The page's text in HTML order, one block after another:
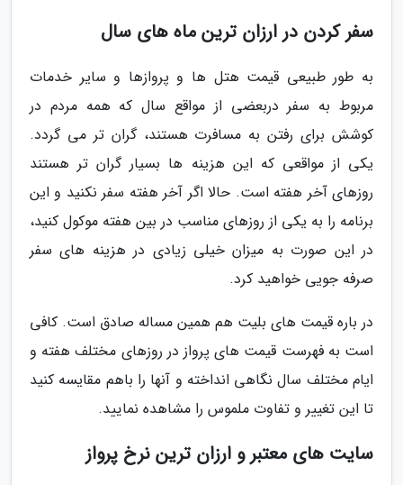
سفر کردن در ارزان ترین ماه های سال
به طور طبیعی قیمت هتل ها و پروازها و سایر خدمات
مربوط به سفر دربعضی از مواقع سال که همه مردم در
کوشش برای رفتن به مسافرت هستند، گران تر می گردد.
یکی از مواقعی که این هزینه ها بسیار گران تر هستند
روزهای آخر هفته است. حالا اگر آخر هفته سفر نکنید و این
برنامه را به یکی از روزهای مناسب در بین هفته موکول کنید،
در این صورت به میزان خیلی زیادی در هزینه های سفر
صرفه جویی خواهید کرد.
در باره قیمت های بلیت هم همین مساله صادق است. کافی
است به فهرست قیمت های پرواز در روزهای مختلف هفته و
ایام مختلف سال نگاهی انداخته و آنها را باهم مقایسه کنید
تا این تغییر و تفاوت ملموس را مشاهده نمایید.
سایت های معتبر و ارزان ترین نرخ پرواز